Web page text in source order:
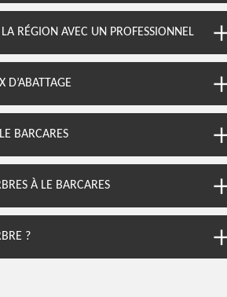
RÉGION AVEC UN PROFESSIONNEL
D’ABATTAGE
BARCARES
À LE BARCARES
?